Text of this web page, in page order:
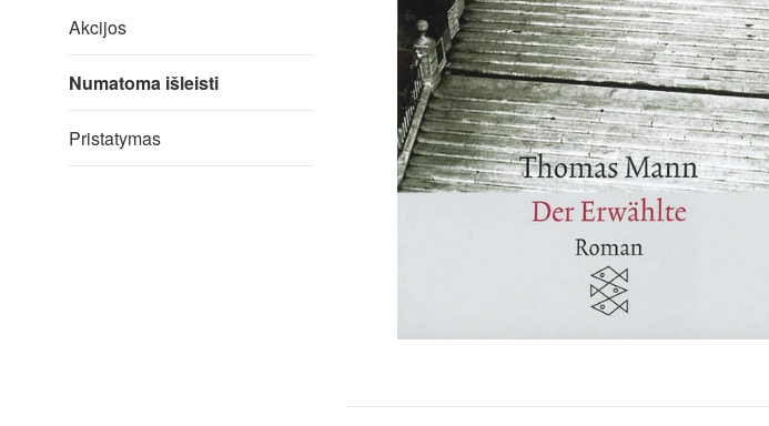
Akcijos
Numatoma išleisti
Pristatymas